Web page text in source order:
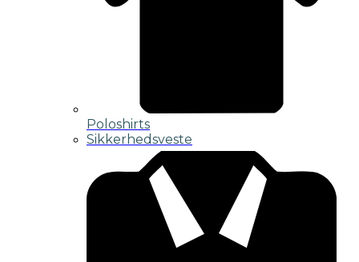
Poloshirts
Sikkerhedsveste